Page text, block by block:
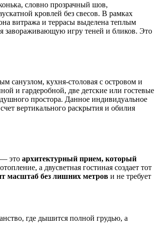
словно прозрачный шов,
кровлей без свесов. В рамках
витража и террасы выделена теплым
завораживающую игру теней и бликов. Это
санузлом, кухня-столовая с островом и
и гардеробной, две детские или гостевые
простора. Данное индивидуальное
вертикального раскрытия и обилия
— это архитектурный прием, который
а двусветная гостиная создает тот
масштаб без лишних метров и не требует
где дышится полной грудью, а